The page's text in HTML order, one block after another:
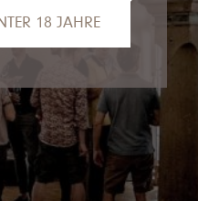
18 JAHRE
VDP.Partner
Stelle.